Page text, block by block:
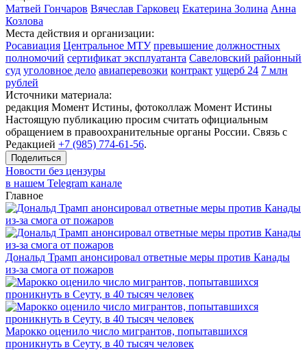
Матвей Гончаров Вячеслав Гарковец Екатерина Золина Анна
Козлова
Места действия и организации:
Росавиация Центральное МТУ превышение должностных
полномочий сертификат эксплуатанта Савеловский районный
суд уголовное дело авиаперевозки контракт ущерб 24 7 млн
рублей
Источники материала:
редакция Момент Истины, фотоколлаж Момент Истины
Настоящую публикацию просим считать официальным
обращением в правоохранительные органы России. Связь с
Редакцией +7 (985) 774-61-56.
Поделиться
Новости без цензуры
в нашем Telegram канале
Главное
Дональд Трамп анонсировал ответные меры против Канады
из-за смога от пожаров
Марокко оценило число мигрантов, попытавшихся
проникнуть в Сеуту, в 40 тысяч человек